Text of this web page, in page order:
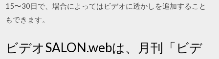
15〜30日で、場合によってはビデオに透かしを追加すること
もできます。
ビデオSALON.webは、月刊「ビデ